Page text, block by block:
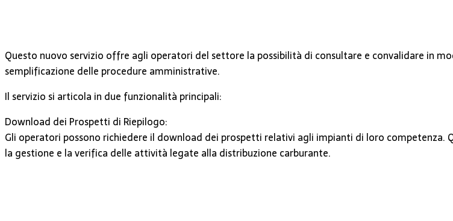
Questo nuovo servizio offre agli operatori del settore la possibilità di consultare e convalidare in
semplificazione delle procedure amministrative.
Il servizio si articola in due funzionalità principali:
Download dei Prospetti di Riepilogo:
Gli operatori possono richiedere il download dei prospetti relativi agli impianti di loro competenza.
la gestione e la verifica delle attività legate alla distribuzione carburante.